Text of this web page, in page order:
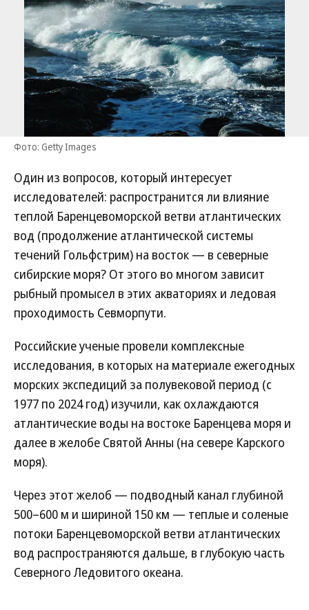
Фото: Getty Images
Один из вопросов, который интересует
исследователей: распространится ли влияние
теплой Баренцевоморской ветви атлантических
вод (продолжение атлантической системы
течений Гольфстрим) на восток — в северные
сибирские моря? От этого во многом зависит
рыбный промысел в этих акваториях и ледовая
проходимость Севморпути.
Российские ученые провели комплексные
исследования, в которых на материале ежегодных
морских экспедиций за полувековой период (с
1977 по 2024 год) изучили, как охлаждаются
атлантические воды на востоке Баренцева моря и
далее в желобе Святой Анны (на севере Карского
моря).
Через этот желоб — подводный канал глубиной
500–600 м и шириной 150 км — теплые и соленые
потоки Баренцевоморской ветви атлантических
вод распространяются дальше, в глубокую часть
Северного Ледовитого океана.